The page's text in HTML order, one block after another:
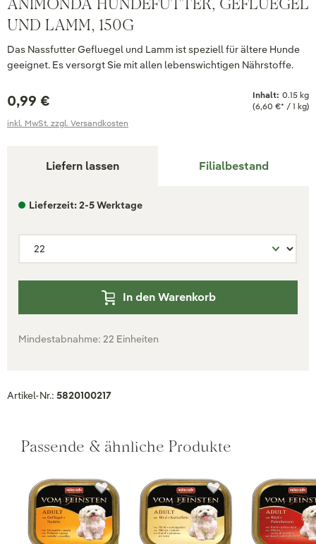
ANIMONDA HUNDEFUTTER, GEFLUEGEL
UND LAMM, 150G
Das Nassfutter Gefluegel und Lamm ist speziell für ältere Hunde
geeignet. Es versorgt Sie mit allen lebenswichtigen Nährstoffe.
0,99 € Inhalt: 0.15 kg
(6,60 €* / 1 kg)
inkl. MwSt. zzgl. Versandkosten
Liefern lassen Filialbestand
Lieferzeit: 2-5 Werktage
In den Warenkorb
Mindestabnahme: 22 Einheiten
Artikel-Nr.: 5820100217
Passende & ähnliche Produkte